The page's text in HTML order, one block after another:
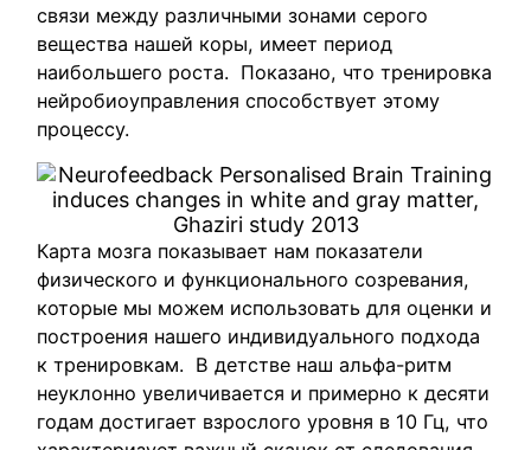
связи между различными зонами серого
вещества нашей коры, имеет период
наибольшего роста. Показано, что тренировка
нейробиоуправления способствует этому
процессу.
Карта мозга показывает нам показатели
физического и функционального созревания,
которые мы можем использовать для оценки и
построения нашего индивидуального подхода
к тренировкам. В детстве наш альфа-ритм
неуклонно увеличивается и примерно к десяти
годам достигает взрослого уровня в 10 Гц, что